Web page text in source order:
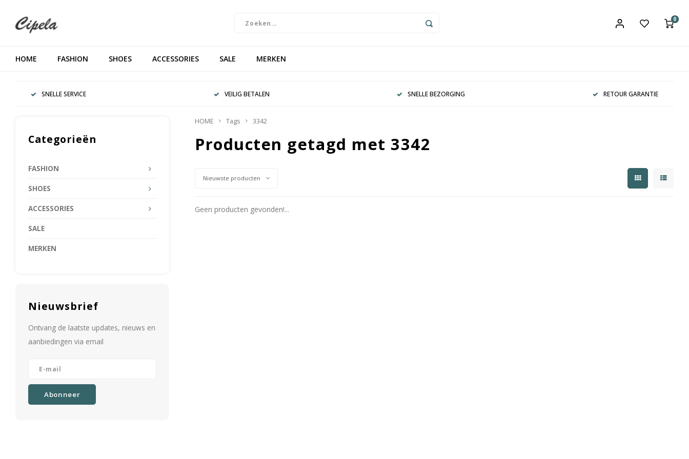
0
HOME FASHION SHOES ACCESSORIES SALE MERKEN
SNELLE SERVICE VEILIG BETALEN SNELLE BEZORGING RETOUR GARANTIE
Categorieën
FASHION
SHOES
ACCESSORIES
SALE
MERKEN
Nieuwsbrief
Ontvang de laatste updates, nieuws en
aanbiedingen via email
Abonneer
HOME Tags 3342
Producten getagd met 3342
Nieuwste producten
Geen producten gevonden!...